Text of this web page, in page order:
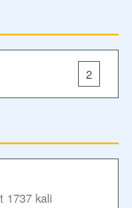
2
1737 kali